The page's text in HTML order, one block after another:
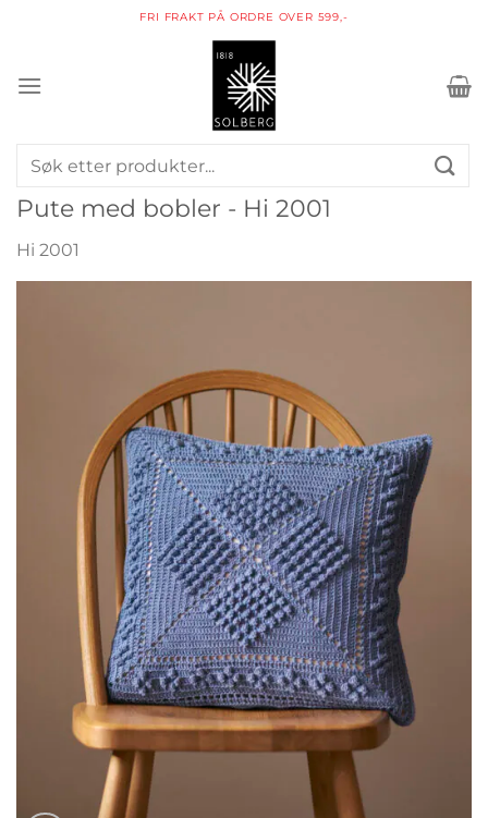
FRI FRAKT PÅ ORDRE OVER 599,-
Søk
etter:
Pute med bobler - Hi 2001
Hi 2001